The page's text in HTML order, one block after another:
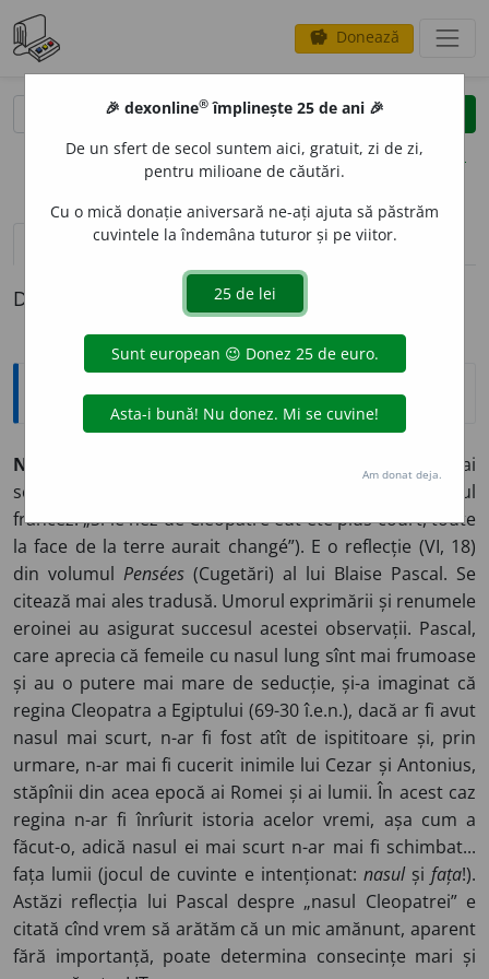
savings Donează
clear
opțiuni
definiții (1)
Definiția cu ID-ul 1329342:
Expresii și citate
Nasul Cleopatrei
– „Dacă nasul Cleopatrei ar fi fost mai
scurt, toată fața lumii ar fi fost schimbată”. (În originalul
francez: „Si le nez de Cléopatre eût été plus court, toute
la face de la terre aurait changé”). E o reflecție (VI, 18)
din volumul Pensées (Cugetări) al lui Blaise Pascal. Se
citează mai ales tradusă. Umorul exprimării și renumele
eroinei au asigurat succesul acestei observații. Pascal,
care aprecia că femeile cu nasul lung sînt mai frumoase
și au o putere mai mare de seducție, și-a imaginat că
regina Cleopatra a Egiptului (69-30 î.e.n.), dacă ar fi avut
nasul mai scurt, n-ar fi fost atît de ispititoare și, prin
urmare, n-ar mai fi cucerit inimile lui Cezar și Antonius,
stăpînii din acea epocă ai Romei și ai lumii. În acest caz
regina n-ar fi înrîurit istoria acelor vremi, așa cum a
făcut-o, adică nasul ei mai scurt n-ar mai fi schimbat...
fața lumii (jocul de cuvinte e intenționat: nasulșifața!).
Astăzi reflecția lui Pascal despre „nasul Cleopatrei” e
citată cînd vrem să arătăm că un mic amănunt, aparent
fără importanță, poate determina consecințe mari și
🎉 dexonline® împlinește 25 de ani 🎉
De un sfert de secol suntem aici, gratuit, zi de zi,
pentru milioane de căutări.
Cu o mică donație aniversară ne-ați ajuta să păstrăm
cuvintele la îndemâna tuturor și pe viitor.
Am donat deja.